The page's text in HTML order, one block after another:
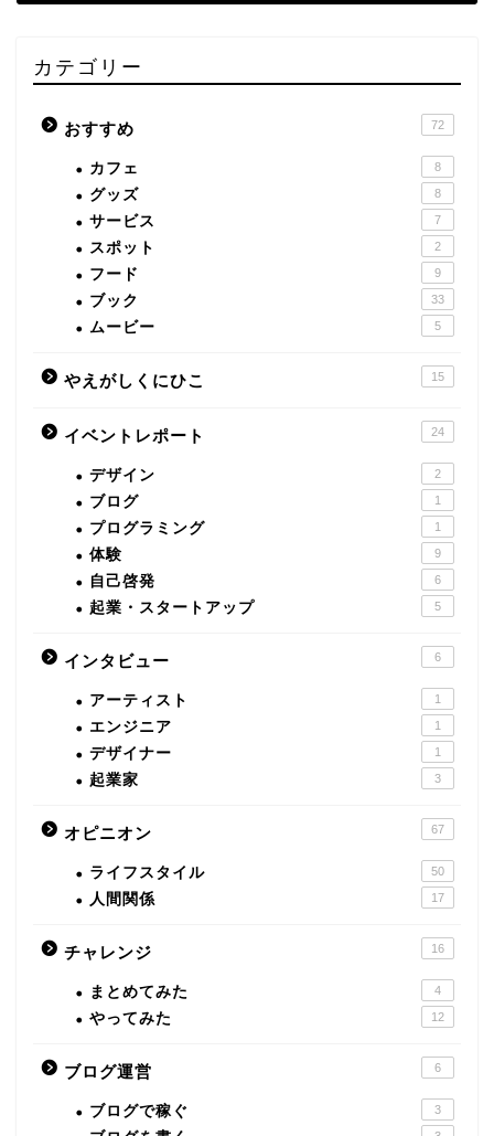
カテゴリー
おすすめ 72
カフェ 8
グッズ 8
サービス 7
スポット 2
フード 9
ブック 33
ムービー 5
やえがしくにひこ 15
イベントレポート 24
デザイン 2
ブログ 1
プログラミング 1
体験 9
自己啓発 6
起業・スタートアップ 5
インタビュー 6
アーティスト 1
エンジニア 1
デザイナー 1
起業家 3
オピニオン 67
ライフスタイル 50
人間関係 17
チャレンジ 16
まとめてみた 4
やってみた 12
ブログ運営 6
ブログで稼ぐ 3